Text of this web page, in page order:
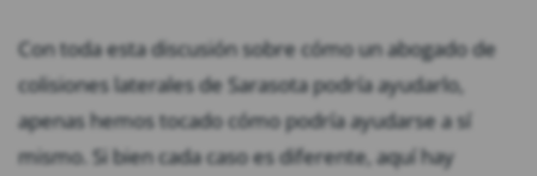
Con toda esta discusión sobre cómo un abogado de
colisiones laterales de Sarasota podría ayudarlo,
apenas hemos tocado cómo podría ayudarse a sí
mismo. Si bien cada caso es diferente, aquí hay